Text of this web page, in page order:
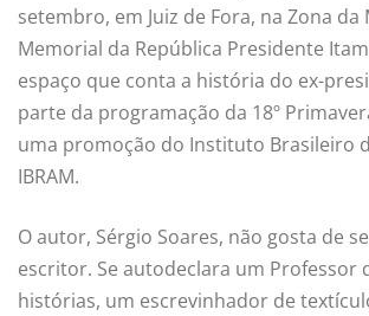
setembro, em Juiz de Fora, na Zona
Memorial da República Presidente
espaço que conta a história do ex-
parte da programação da 18º
uma promoção do Instituto Brasileiro
IBRAM.
O autor, Sérgio Soares, não gosta de
escritor. Se autodeclara um Professor
histórias, um escrevinhador de